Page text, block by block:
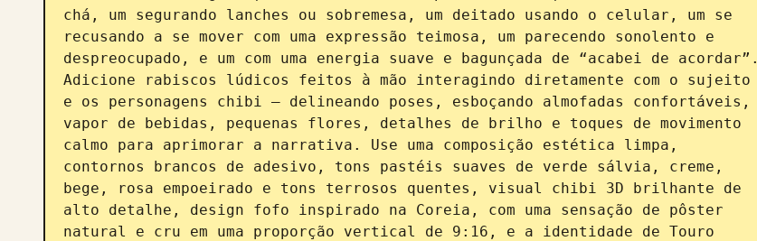
chá, um segurando lanches ou sobremesa, um deitado usando o celular, um se
recusando a se mover com uma expressão teimosa, um parecendo sonolento e
despreocupado, e um com uma energia suave e bagunçada de “acabei de acordar”.
Adicione rabiscos lúdicos feitos à mão interagindo diretamente com o sujeito
e os personagens chibi — delineando poses, esboçando almofadas confortáveis,
vapor de bebidas, pequenas flores, detalhes de brilho e toques de movimento
calmo para aprimorar a narrativa. Use uma composição estética limpa,
contornos brancos de adesivo, tons pastéis suaves de verde sálvia, creme,
bege, rosa empoeirado e tons terrosos quentes, visual chibi 3D brilhante de
alto detalhe, design fofo inspirado na Coreia, com uma sensação de pôster
natural e cru em uma proporção vertical de 9:16, e a identidade de Touro